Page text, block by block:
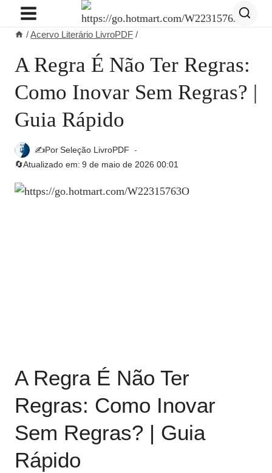
Pular
Conteúdo
/Acervo Literário LivroPDF /
A Regra É Não Ter Regras:
Como Inovar Sem Regras? |
Guia Rápido
✍️PorSeleção LivroPDF
🔄Atualizado em: 9 de maio de 2026 00:01
A Regra É Não Ter
Regras: Como Inovar
Sem Regras? | Guia
Rápido